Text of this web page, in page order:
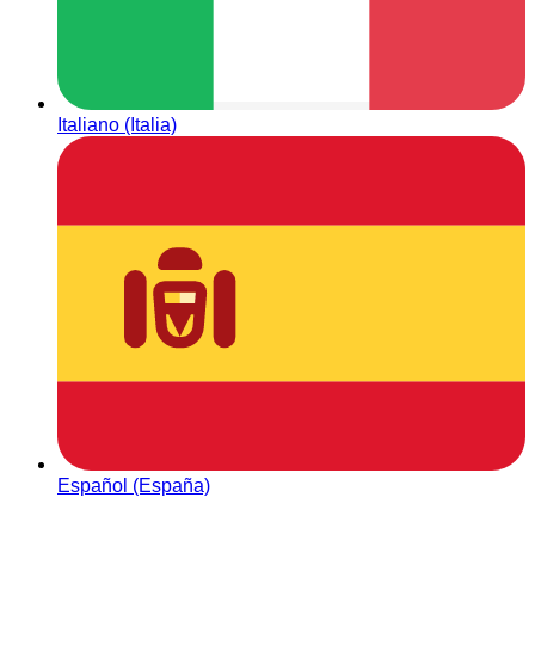
Italiano (Italia)
Español (España)